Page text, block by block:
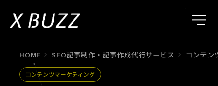
HOME SEO記事制作・記事作成代行サービス コンテン
コンテンツマーケティング